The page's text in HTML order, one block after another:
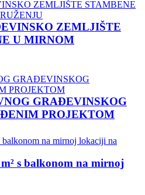
ZEMLJIŠTE
U MIRNOM
GRAĐEVINSKOG
PROJEKTOM
s balkonom na mirnoj